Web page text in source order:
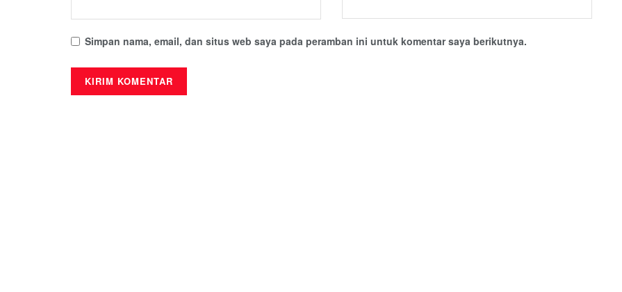
Simpan nama, email, dan situs web saya pada peramban ini untuk komentar saya berikutnya.